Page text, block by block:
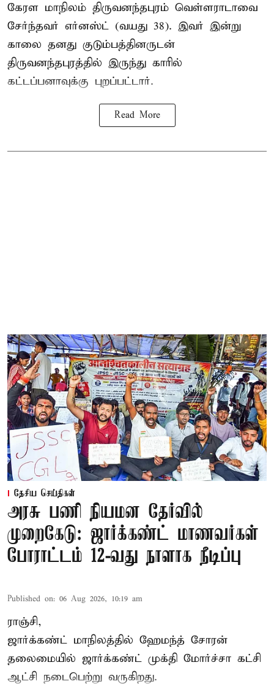
கேரள மாநிலம் திருவனந்தபுரம் வெள்ளராடாவை
சேர்ந்தவர் எர்னஸ்ட் (வயது 38). இவர் இன்று
காலை தனது குடும்பத்தினருடன்
திருவனந்தபுரத்தில் இருந்து காரில்
கட்டப்பனாவுக்கு புறப்பட்டார்.
Read More
தேசிய செய்திகள்
அரசு பணி நியமன தேர்வில்
முறைகேடு: ஜார்க்கண்ட் மாணவர்கள்
போராட்டம் 12-வது நாளாக நீடிப்பு
Published on: 06 Aug 2026, 10:19 am
ராஞ்சி,
ஜார்க்கண்ட் மாநிலத்தில் ஹேமந்த் சோரன்
தலைமையில் ஜார்க்கண்ட் முக்தி மோர்ச்சா கட்சி
ஆட்சி நடைபெற்று வருகிறது.